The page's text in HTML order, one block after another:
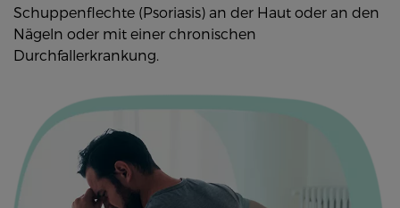
Schuppenflechte (Psoriasis) an der Haut oder an den
Nägeln oder mit einer chronischen
Durchfallerkrankung.